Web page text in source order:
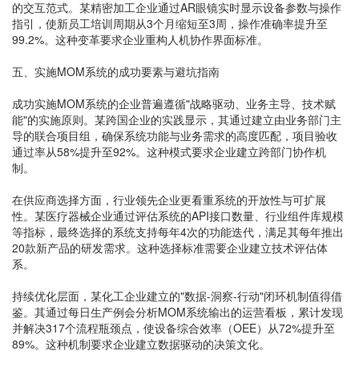
的交互范式。某精密加工企业通过AR眼镜实时显示设备参数与操作
指引，使新员工培训周期从3个月缩短至3周，操作准确率提升至
99.2%。这种变革要求企业重构人机协作界面标准。
五、实施MOM系统的成功要素与避坑指南
成功实施MOM系统的企业普遍遵循"战略驱动、业务主导、技术赋
能"的实施原则。某跨国企业的实践显示，其通过建立由业务部门主
导的联合项目组，确保系统功能与业务需求的高度匹配，项目验收
通过率从58%提升至92%。这种模式要求企业建立跨部门协作机
制。
在供应商选择方面，行业领先企业更看重系统的开放性与可扩展
性。某医疗器械企业通过评估系统的API接口数量、行业组件库规模
等指标，最终选择的系统支持每年4次的功能迭代，满足其每年推出
20款新产品的研发需求。这种选择标准需要企业建立技术评估体
系。
持续优化层面，某化工企业建立的"数据-洞察-行动"闭环机制值得借
鉴。其通过每日生产例会分析MOM系统输出的运营看板，累计发现
并解决317个流程瓶颈点，使设备综合效率（OEE）从72%提升至
89%。这种机制要求企业建立数据驱动的决策文化。